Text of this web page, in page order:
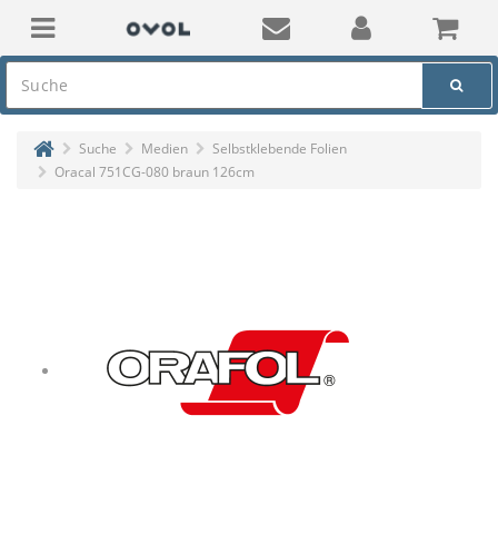
Suche Medien
Selbstklebende Folien
Oracal 751CG-080 braun 126cm